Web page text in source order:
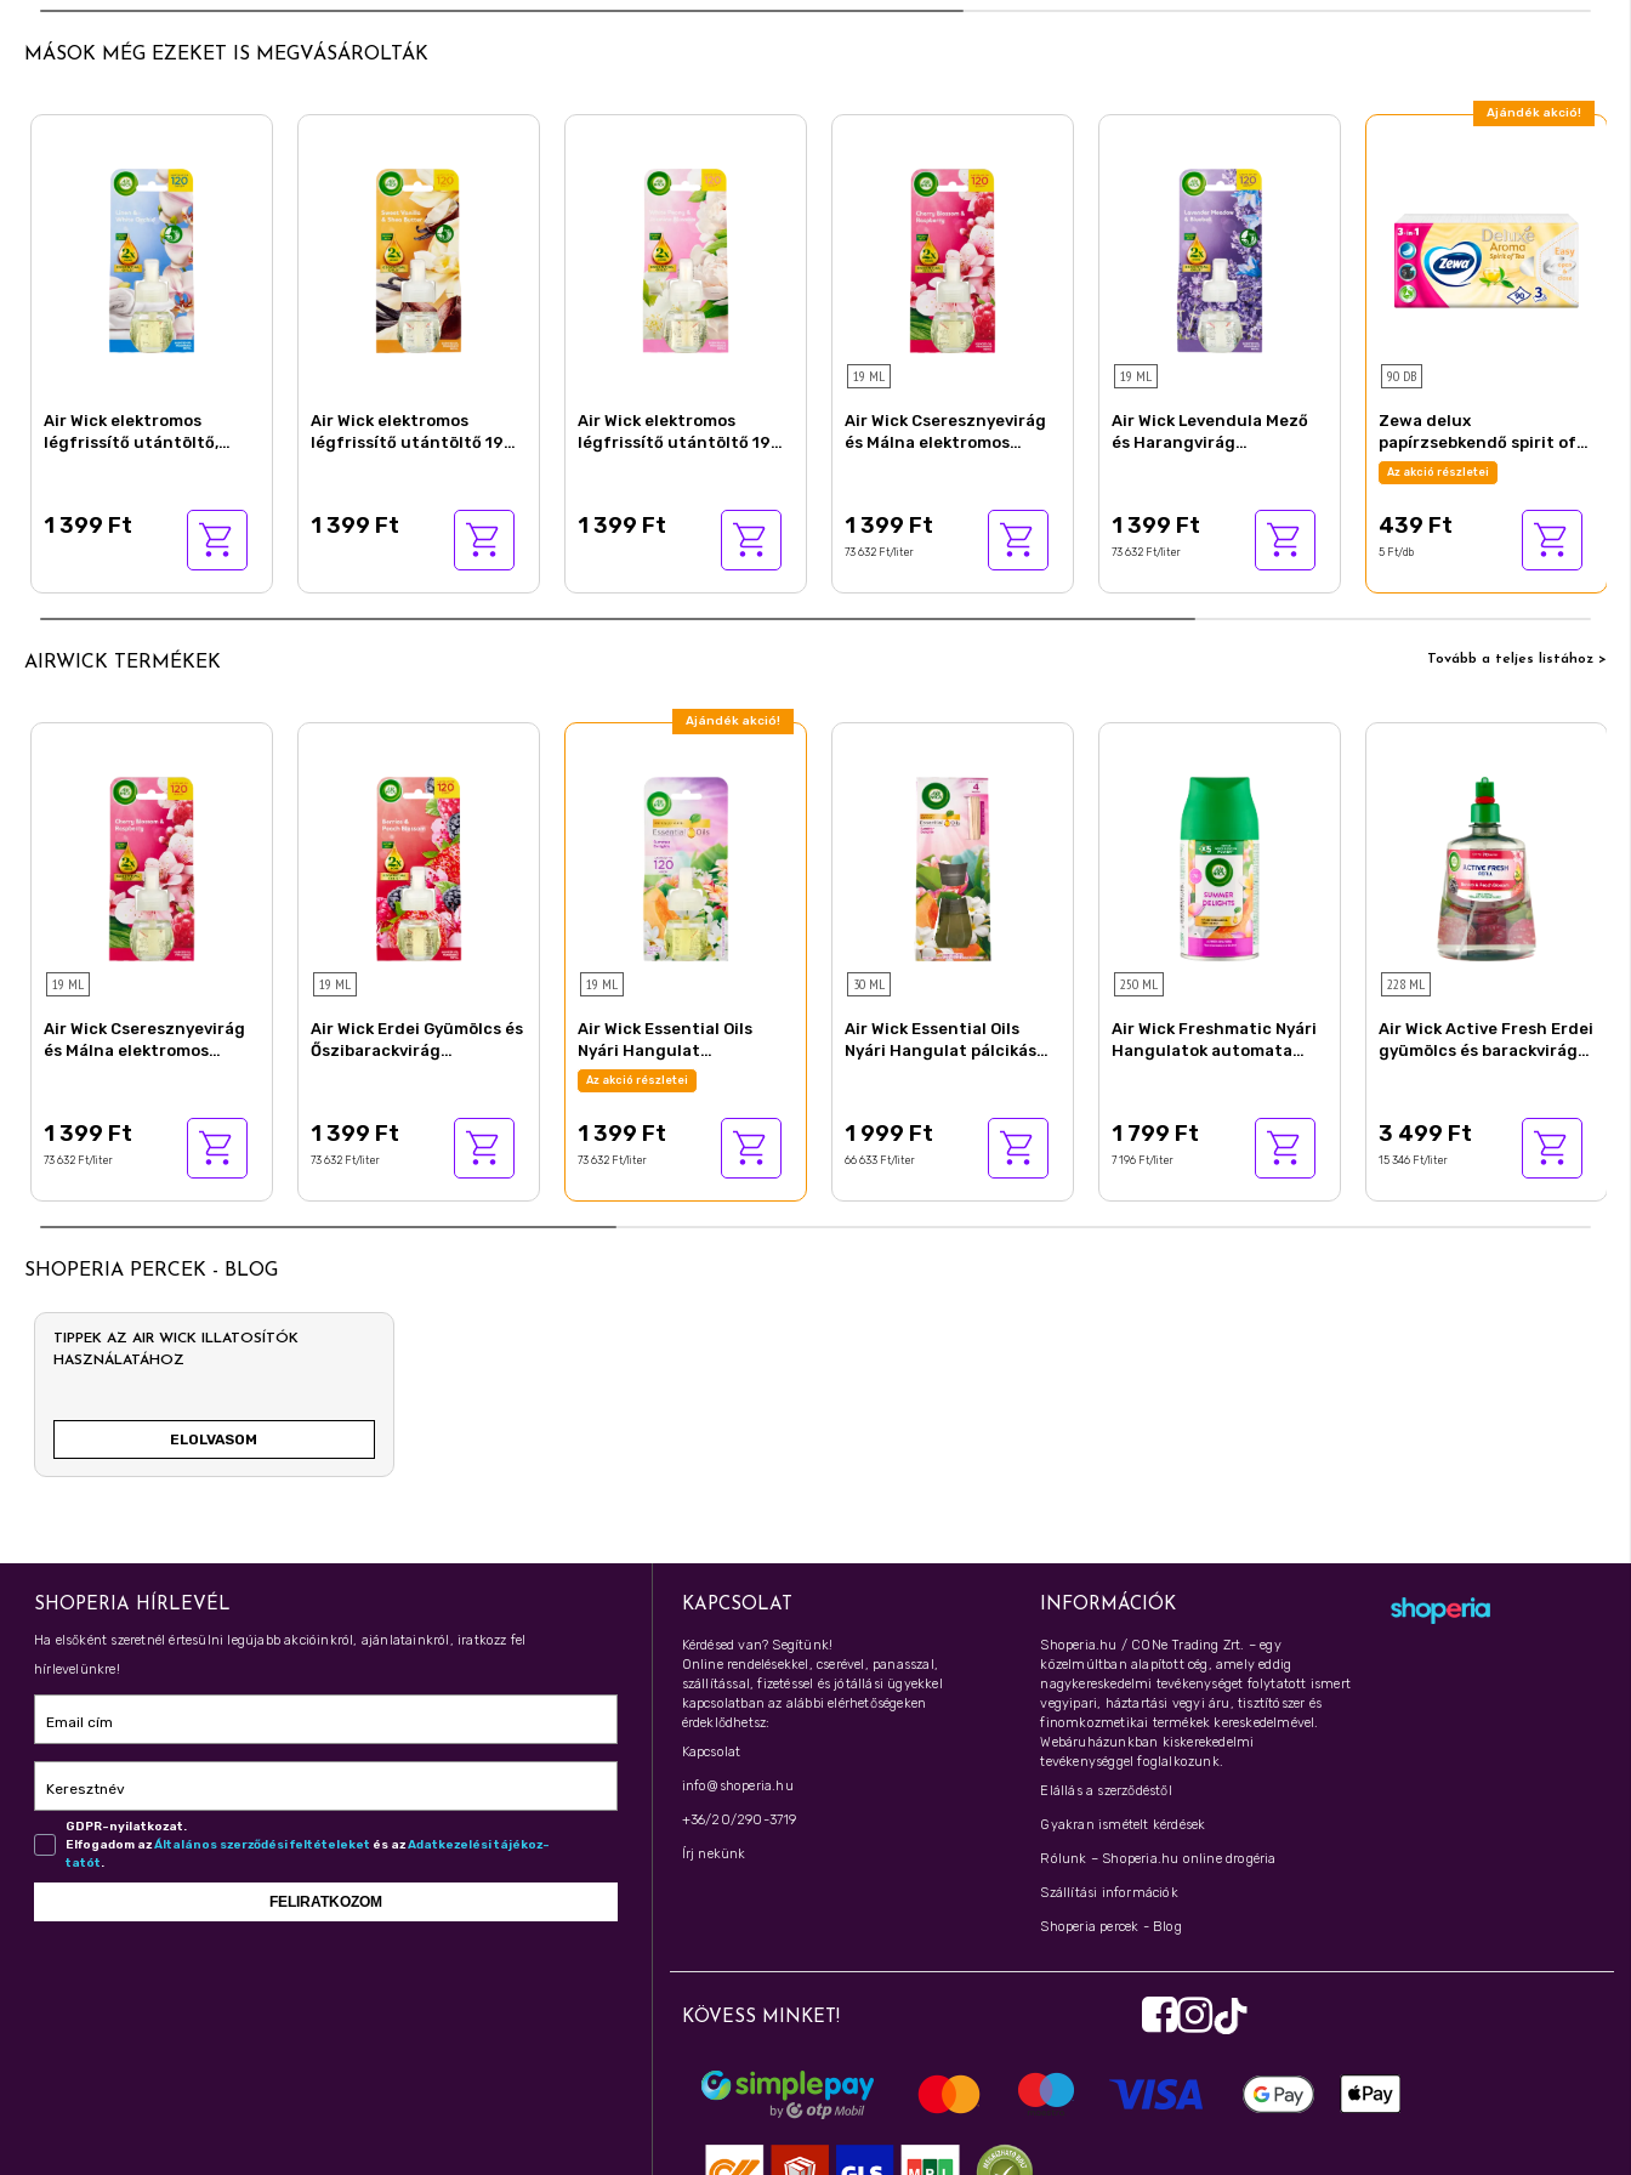
MÁSOK MÉG EZEKET IS MEGVÁSÁROLTÁK
Air Wick elektromos
légfrissítő utántöltő,
1 399 Ft
Air Wick elektromos
légfrissítő utántöltő 19ml
1 399 Ft
Air Wick elektromos
légfrissítő utántöltő 19ml
1 399 Ft
19 ML
Air Wick Cseresznyevirág
és Málna elektromos
1 399 Ft
73 632 Ft/liter
19 ML
Air Wick Levendula Mező
és Harangvirág
1 399 Ft
73 632 Ft/liter
Ajándék akció!
90 DB
Zewa delux
papírzsebkendő spirit of
tea 3 rétegű 90 db
Az akció részletei
439 Ft
5 Ft/db
AIRWICK TERMÉKEK Tovább a teljes listához >
19 ML
Air Wick Cseresznyevirág
és Málna elektromos
1 399 Ft
73 632 Ft/liter
19 ML
Air Wick Erdei Gyümölcs és
Őszibarackvirág
1 399 Ft
73 632 Ft/liter
Ajándék akció!
19 ML
Air Wick Essential Oils
Nyári Hangulat
elektromos utántöltő
légfrissítő készülékhez 19
Az akció részletei
1 399 Ft
73 632 Ft/liter
30 ML
Air Wick Essential Oils
Nyári Hangulat pálcikás
1 999 Ft
66 633 Ft/liter
250 ML
Air Wick Freshmatic Nyári
Hangulatok automata
1 799 Ft
7 196 Ft/liter
228 ML
Air Wick Active Fresh Erdei
gyümölcs és barackvirág
3 499 Ft
15 346 Ft/liter
SHOPERIA PERCEK - BLOG
TIPPEK AZ AIR WICK ILLATOSÍTÓK
HASZNÁLATÁHOZ
ELOLVASOM
SHOPERIA HÍRLEVÉL
Ha elsőként szeretnél értesülni legújabb akcióinkról, ajánlatainkról, iratkozz fel
hírlevelünkre!
Email cím
Keresztnév
GDPR-nyilatkozat.
Elfogadom azÁl­ta­lá­nos szer­ző­dé­si fel­té­te­le­ket és azAdat­ke­ze­lé­si tá­jé­koz­
ta­tót.
FELIRATKOZOM
KAPCSOLAT
Kérdésed van? Segítünk!
Online rendelésekkel, cserével, panasszal,
szállítással, fizetéssel és jótállási ügyekkel
kapcsolatban az alábbi elérhetőségeken
érdeklődhetsz:
Kapcsolat
info@shoperia.hu
+36/20/290-3719
Írj nekünk
INFORMÁCIÓK
Shoperia.hu / CONe Trading Zrt. – egy
közelmúltban alapított cég, amely eddig
nagykereskedelmi tevékenységet folytatott ismert
vegyipari, háztartási vegyi áru, tisztítószer és
finomkozmetikai termékek kereskedelmével.
Webáruházunkban kiskerekedelmi
tevékenységgel foglalkozunk.
Elállás a szerződéstől
Gyakran ismételt kérdések
Rólunk – Shoperia.hu online drogéria
Szállítási információk
Shoperia percek - Blog
KÖVESS MINKET!